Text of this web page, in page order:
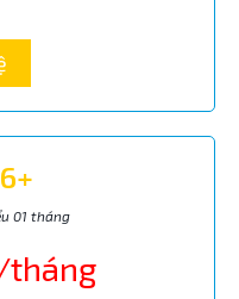
01 tháng
tháng